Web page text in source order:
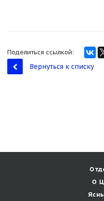
Поделиться ссылкой:
Вернуться к списку
О